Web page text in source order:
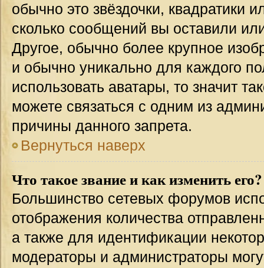
обычно это звёздочки, квадратики
сколько сообщений вы оставили
Другое, обычно более крупное
и обычно уникально для каждого
использовать аватары, то значит
можете связаться с одним из
причины данного запрета.
Вернуться наверх
Что такое звание и как изменить его?
Большинство сетевых форумов
отображения количества
а также для идентификации
модераторы и администраторы